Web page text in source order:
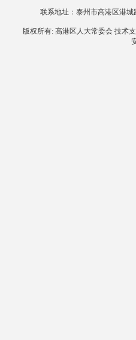
联系地址：泰州市高港区港城
版权所有: 高港区人大常委会 技术